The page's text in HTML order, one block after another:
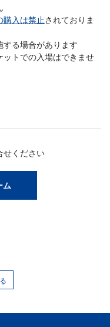
入は禁止されておりま
る場合があります
トでの入場はできませ
せください
ム